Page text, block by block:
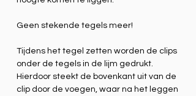
Geen stekende tegels meer!
Tijdens het tegel zetten worden de clips
onder de tegels in de lijm gedrukt.
Hierdoor steekt de bovenkant uit van de
clip door de voegen, waar na het leggen